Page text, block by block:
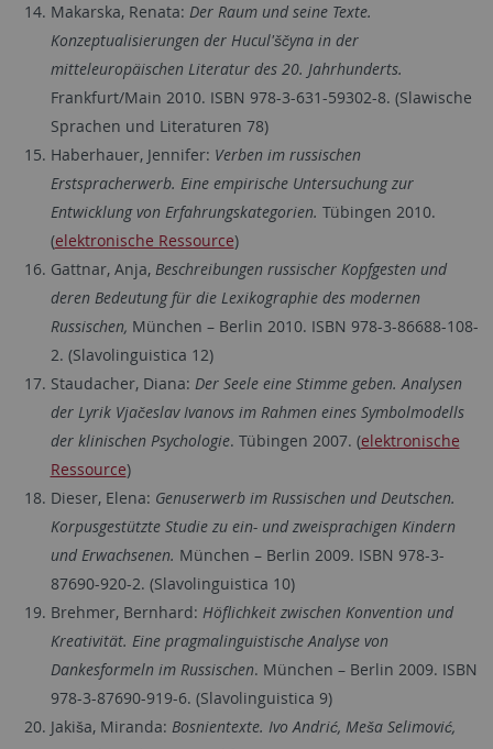
Makarska, Renata: Der Raum und seine Texte.
Konzeptualisierungen der Hucul'ščyna in der
mitteleuropäischen Literatur des 20. Jahrhunderts.
Frankfurt/Main 2010. ISBN 978-3-631-59302-8. (Slawische
Sprachen und Literaturen 78)
Haberhauer, Jennifer: Verben im russischen
Erstspracherwerb. Eine empirische Untersuchung zur
Entwicklung von Erfahrungskategorien. Tübingen 2010.
(elektronische Ressource)
Gattnar, Anja, Beschreibungen russischer Kopfgesten und
deren Bedeutung für die Lexikographie des modernen
Russischen, München – Berlin 2010. ISBN 978-3-86688-108-
2. (Slavolinguistica 12)
Staudacher, Diana: Der Seele eine Stimme geben. Analysen
der Lyrik Vjačeslav Ivanovs im Rahmen eines Symbolmodells
der klinischen Psychologie. Tübingen 2007. (elektronische
Ressource)
Dieser, Elena: Genuserwerb im Russischen und Deutschen.
Korpusgestützte Studie zu ein- und zweisprachigen Kindern
und Erwachsenen. München – Berlin 2009. ISBN 978-3-
87690-920-2. (Slavolinguistica 10)
Brehmer, Bernhard: Höflichkeit zwischen Konvention und
Kreativität. Eine pragmalinguistische Analyse von
Dankesformeln im Russischen. München – Berlin 2009. ISBN
978-3-87690-919-6. (Slavolinguistica 9)
Jakiša, Miranda: Bosnientexte. Ivo Andrić, Meša Selimović,